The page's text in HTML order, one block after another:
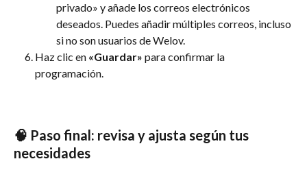
privado» y añade los correos electrónicos
deseados. Puedes añadir múltiples correos, incluso
si no son usuarios de Welov.
Haz clic en «Guardar» para confirmar la
programación.
🧠 Paso final: revisa y ajusta según tus
necesidades